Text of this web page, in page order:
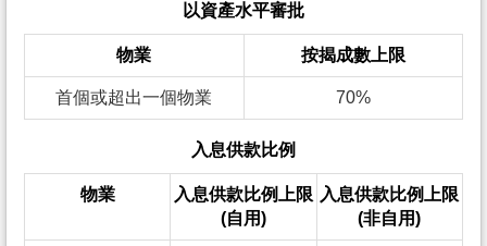
以資產水平審批
物業 按揭成數上限
首個或超出一個物業 70%
入息供款比例
物業
入息供款比例上限
(自用)
入息供款比例上限
(非自用)